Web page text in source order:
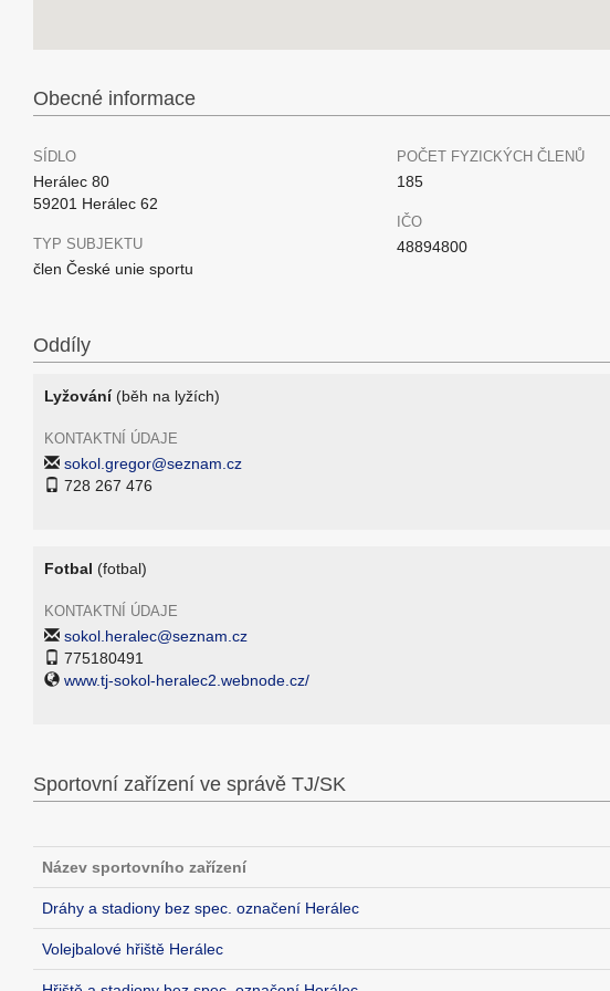
Obecné informace
SÍDLO
Herálec 80
59201 Herálec 62
TYP SUBJEKTU
člen České unie sportu
POČET FYZICKÝCH ČLENŮ
185
IČO
48894800
Oddíly
Lyžování(běh na lyžích)
KONTAKTNÍ ÚDAJE
sokol.gregor@seznam.cz
728 267 476
Fotbal (fotbal)
KONTAKTNÍ ÚDAJE
sokol.heralec@seznam.cz
775180491
www.tj-sokol-heralec2.webnode.cz/
Sportovní zařízení ve správě TJ/SK
Název sportovního zařízení
Dráhy a stadiony bez spec. označení Herálec
Volejbalové hřiště Herálec